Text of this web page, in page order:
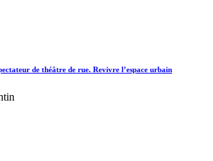
de théâtre de rue. Revivre l’espace urbain